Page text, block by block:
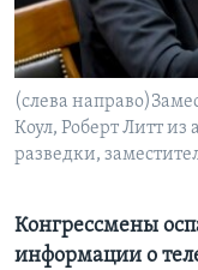
Learning English
СОЦИАЛЬНЫЕ СЕТИ
Языки
(слева
Коул, Роберт Литт
разведки,
Конгрессмены
информации о